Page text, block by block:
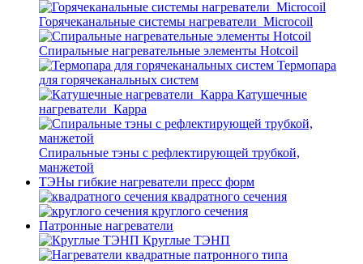
Горячеканальные системы нагреватели_Microcoil
Спиральные нагревательные элементы Hotcoil
Термопара
для горячеканальных систем
Катушечные
нагреватели_Карра
Спиральные тэны с рефлектирующей трубкой,
манжетой
ТЭНы гибкие нагреватели пресс форм
квадратного сечения
круглого сечения
Патронные нагреватели
Круглые ТЭНП